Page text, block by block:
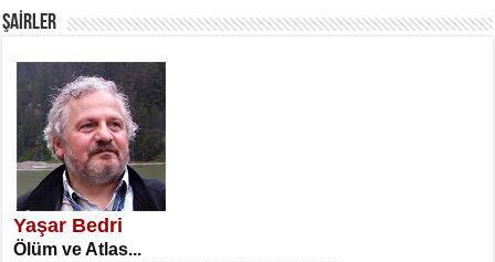
SATILMIŞ ÜMİT ÇETİNKAYA
Erkenlik...
ŞAİRLER
Yaşar Bedri
Ölüm ve Atlas...